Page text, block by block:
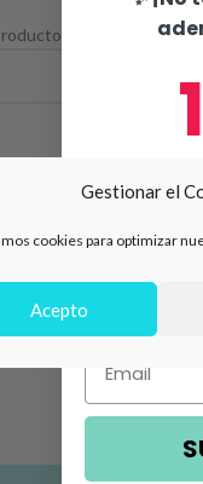
Gestionar el
cookies para optimizar
Acepto
que coincidan
de